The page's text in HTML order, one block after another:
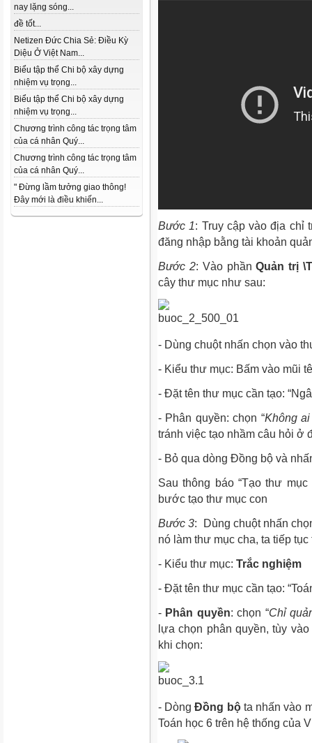
nay lặng sóng...
đề tốt...
Netizen Đức Chia Sẻ: Điều Kỳ
Diệu Ở Việt Nam...
Biểu tập thể Chi bộ xây dựng
nhiệm vụ trọng...
Biểu tập thể Chi bộ xây dựng
nhiệm vụ trọng...
Chương trình công tác trọng tâm
của cá nhân Quý...
Chương trình công tác trọng tâm
của cá nhân Quý...
" Đừng lầm tưởng giao thông!
Đây mới là điều khiến...
Bước 1: Truy cập vào địa chỉ
đăng nhập bằng tài khoản
Bước 2: Vào phầnQuản trị
cây thư mục như sau:
- Dùng chuột nhấn chọn vào
- Kiểu thư mục: Bấm vào mũi
- Đặt tên thư mục cần tạo:
- Phân quyền: chọn “Không
tránh việc tạo nhầm câu hỏi ở
- Bỏ qua dòng Đồng bộ và
Sau thông báo “Tạo thư
bước tạo thư mục con
Bước 3: Dùng chuột nhấn
nó làm thư mục cha, ta tiếp
- Kiểu thư mục: Trắc nghiệm
- Đặt tên thư mục cần tạo:
- Phân quyền: chọn “Chỉ
lựa chọn phân quyền, tùy
khi chọn:
- DòngĐồng bộta nhấn vào
Toán học 6 trên hệ thống của